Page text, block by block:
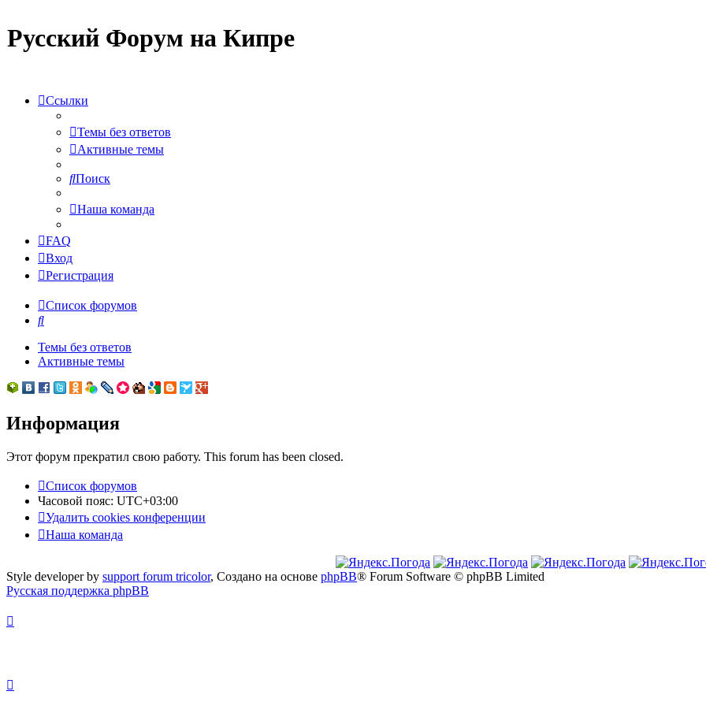
Русский Форум на Кипре
Ссылки
Темы без ответов
Активные темы
Поиск
Наша команда
FAQ
Вход
Регистрация
Список форумов
Поиск
Темы без ответов
Активные темы
Информация
Этот форум прекратил свою работу. This forum has been closed.
Список форумов
Часовой пояс: UTC+03:00
Удалить cookies конференции
Наша команда
Style developer by support forum tricolor, Создано на основе phpBB® Forum Software © phpBB Limited
Русская поддержка phpBB